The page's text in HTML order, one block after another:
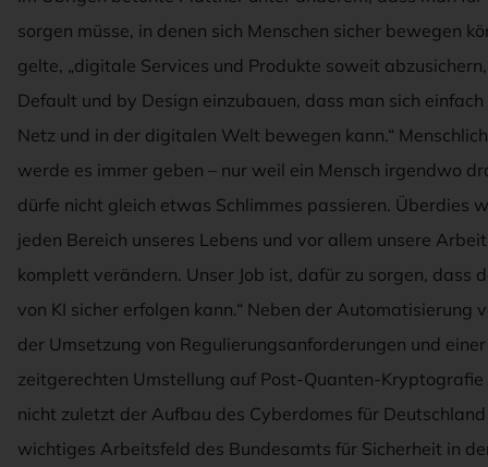
sorgen müsse, in denen sich Menschen sicher bewegen
gelte, „digitale Services und Produkte soweit
Default und by Design einzubauen, dass man sich einfach
Netz und in der digitalen Welt bewegen kann.“
werde es immer geben – nur weil ein Mensch irgendwo
dürfe nicht gleich etwas Schlimmes passieren. Überdies
jeden Bereich unseres Lebens und vor allem unsere
komplett verändern. Unser Job ist, dafür zu sorgen, dass
von KI sicher erfolgen kann.“ Neben der Automatisierung
der Umsetzung von Regulierungsanforderungen und einer
zeitgerechten Umstellung auf Post-Quanten-Kryptografie
nicht zuletzt der Aufbau des Cyberdomes für
wichtiges Arbeitsfeld des Bundesamts für Sicherheit in